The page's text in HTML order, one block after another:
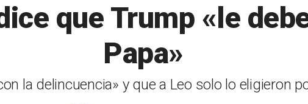
que Trump «le
Papa»
la delincuencia» y que a Leo solo lo eligieron